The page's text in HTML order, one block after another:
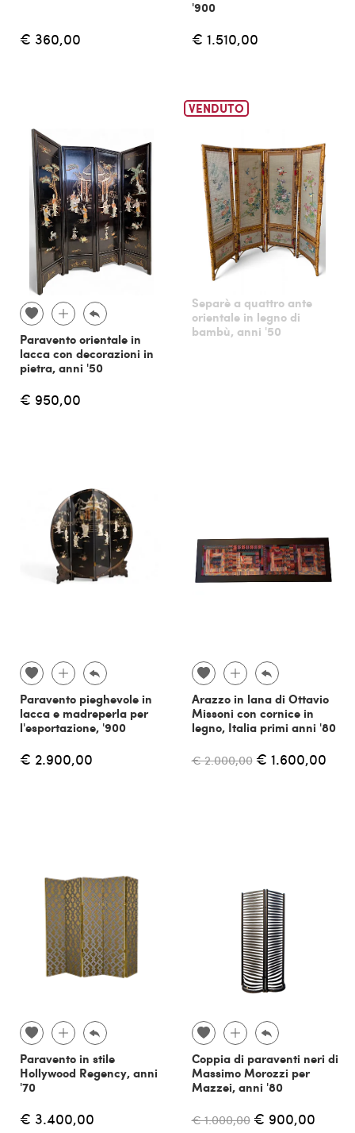
€ 360,00
'900
€ 1.510,00
Paravento orientale in
lacca con decorazioni in
pietra, anni '50
€ 950,00
VENDUTO
Separè a quattro ante
orientale in legno di
bambù, anni '50
Paravento pieghevole in
lacca e madreperla per
l'esportazione, '900
€ 2.900,00
Arazzo in lana di Ottavio
Missoni con cornice in
legno, Italia primi anni '80
€ 2.000,00 € 1.600,00
Paravento in stile
Hollywood Regency, anni
'70
€ 3.400,00
Coppia di paraventi neri di
Massimo Morozzi per
Mazzei, anni '80
€ 1.000,00 € 900,00